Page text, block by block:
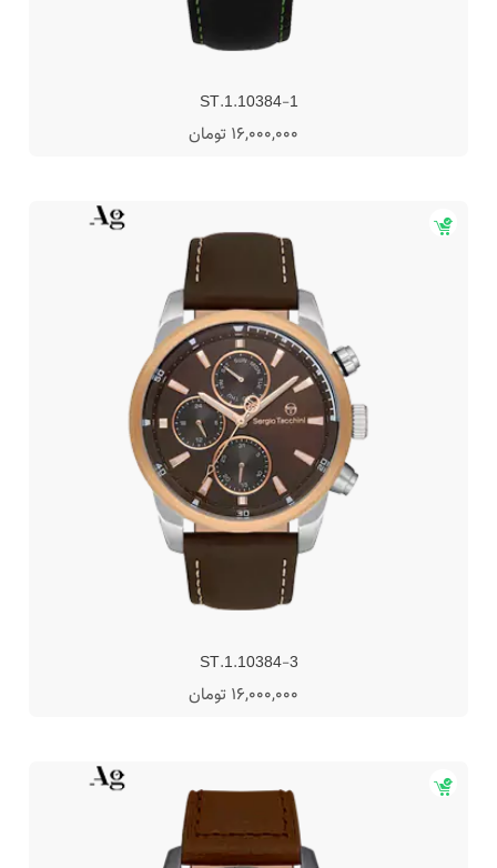
ST.1.10384-1
16,000,000 تومان
ST.1.10384-3
16,000,000 تومان